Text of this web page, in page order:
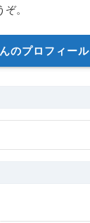
。
のプロフィール